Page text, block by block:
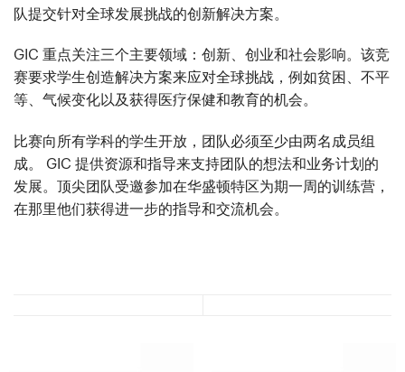
队提交针对全球发展挑战的创新解决方案。
GIC 重点关注三个主要领域：创新、创业和社会影响。该竞
赛要求学生创造解决方案来应对全球挑战，例如贫困、不平
等、气候变化以及获得医疗保健和教育的机会。
比赛向所有学科的学生开放，团队必须至少由两名成员组
成。 GIC 提供资源和指导来支持团队的想法和业务计划的
发展。顶尖团队受邀参加在华盛顿特区为期一周的训练营，
在那里他们获得进一步的指导和交流机会。